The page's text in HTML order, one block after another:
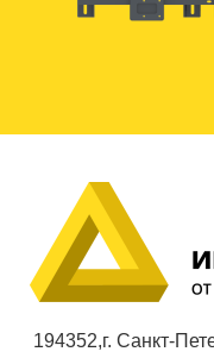
194352,г. Санкт-